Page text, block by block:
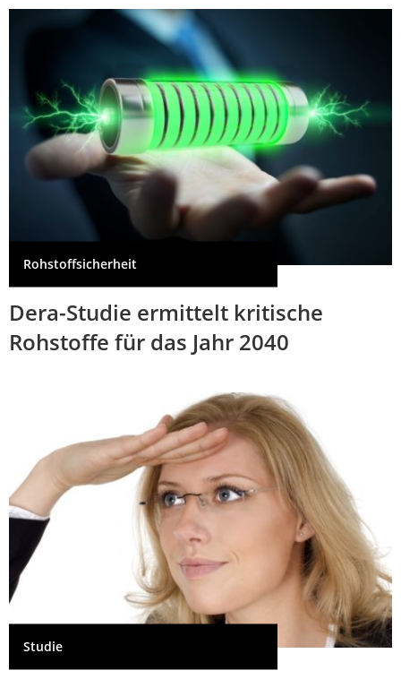
Rohstoffsicherheit
Dera-Studie ermittelt kritische
Rohstoffe für das Jahr 2040
Studie